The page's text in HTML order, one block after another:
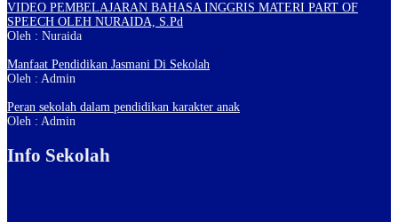
VIDEO PEMBELAJARAN BAHASA INGGRIS MATERI PART OF
SPEECH OLEH NURAIDA, S.Pd
Oleh : Nuraida
Manfaat Pendidikan Jasmani Di Sekolah
Oleh : Admin
Peran sekolah dalam pendidikan karakter anak
Oleh : Admin
Info Sekolah